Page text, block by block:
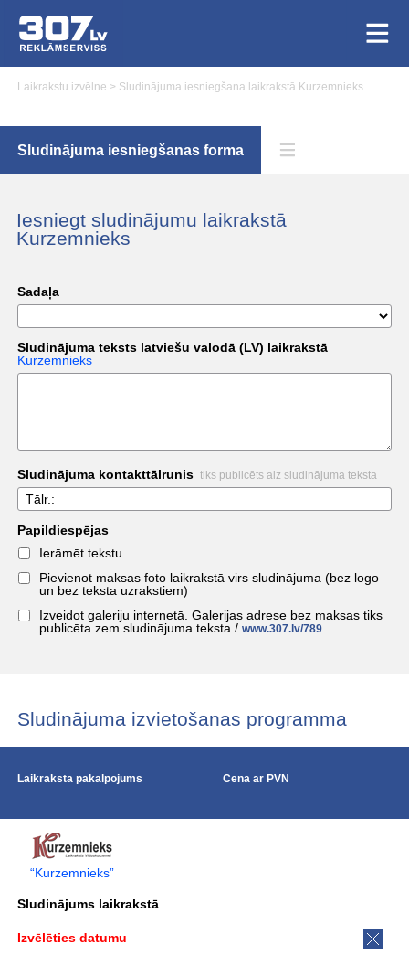
Laikrakstu izvēlne > Sludinājuma iesniegšana laikrakstā Kurzemnieks
Sludinājuma iesniegšanas forma
Iesniegt sludinājumu laikrakstā
Kurzemnieks
Sadaļa
Sludinājuma teksts latviešu valodā (LV) laikrakstā
Kurzemnieks
Sludinājuma kontakttālrunis tiks publicēts aiz sludinājuma teksta
Tālr.:
Papildiespējas
Ierāmēt tekstu
Pievienot maksas foto laikrakstā virs sludinājuma (bez logo
un bez teksta uzrakstiem)
Izveidot galeriju internetā. Galerijas adrese bez maksas tiks
publicēta zem sludinājuma teksta / www.307.lv/789
Sludinājuma izvietošanas programma
Laikraksta pakalpojums Cena ar PVN
“Kurzemnieks”
Sludinājums laikrakstā
Izvēlēties datumu